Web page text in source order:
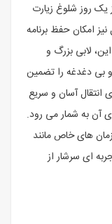
یک روز شلوغ زیارت
امکان حفظ برنامه
لابی بزرگ و
راحت و بی دغدغه را تضمین
انتقال آسان و سریع
آن به شمار می رود.
های خاص مانند
ای سرشار از